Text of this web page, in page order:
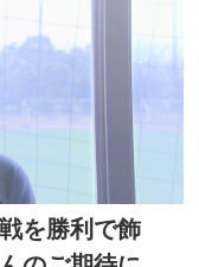
を勝利で飾